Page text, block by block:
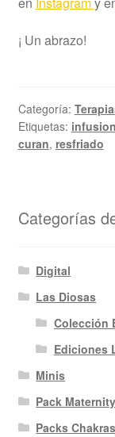
¡ Un abrazo!
Categoría:
Etiquetas:
curan, resfriado
Categorías
Digital
Las Diosas
Colección
Ediciones
Minis
Pack Maternity
Packs Chakras